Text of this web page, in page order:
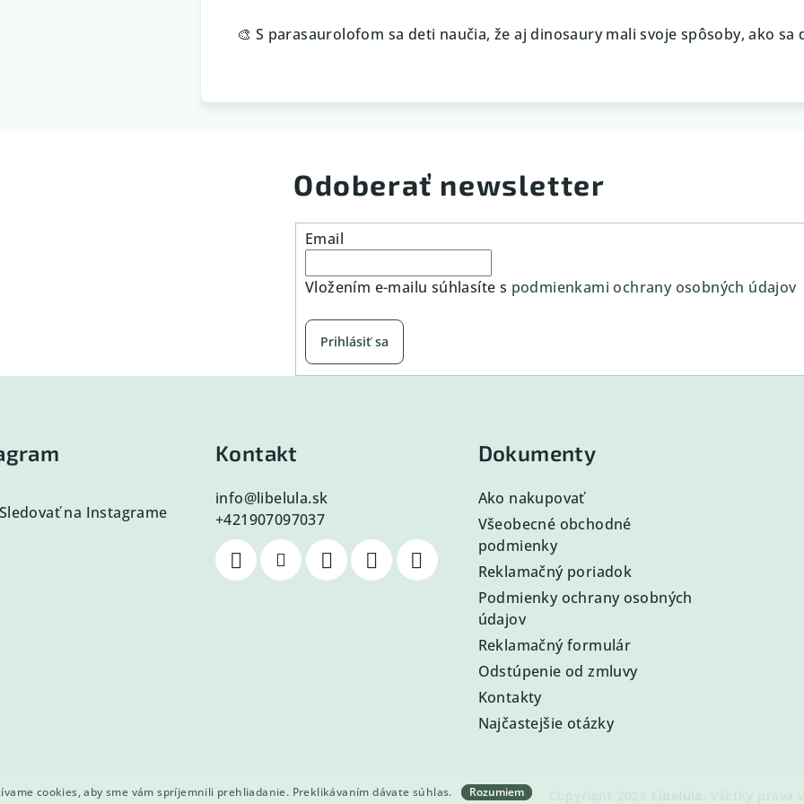
cookies, aby sme vám spríjemnili prehliadanie. Preklikávaním dávate súhlas. Rozumiem
🎨 S parasaurolofom sa deti naučia, že aj dinosaury mali svoje spôsoby, ako
Odoberať newsletter
Email
Vložením e-mailu súhlasíte s podmienkami ochrany osobných údajov
Prihlásiť sa
na Instagrame
Kontakt
info@libelula.sk
+421907097037
Dokumenty
Ako nakupovať
Všeobecné obchodné
podmienky
Reklamačný poriadok
Podmienky ochrany osobných
údajov
Reklamačný formulár
Odstúpenie od zmluvy
Kontakty
Najčastejšie otázky